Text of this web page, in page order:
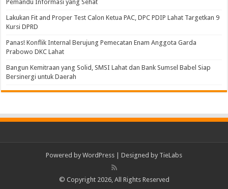
Pemandu Informasi yang Sehat
Lakukan Fit and Proper Test Calon Ketua PAC, DPC PDIP Lahat Targetkan 9
Kursi DPRD
Panas! Konflik Internal Berujung Pemecatan Enam Anggota Garda
Prabowo DKC Lahat
Bangun Kemitraan yang Solid, SMSI Lahat dan Bank Sumsel Babel Siap
Bersinergi untuk Daerah
Powered by WordPress | Designed by TieLabs
© Copyright 2026, All Rights Reserved